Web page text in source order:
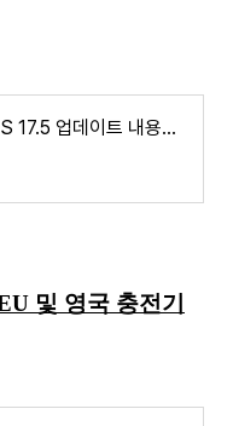
iOS 17.5 및 iPadOS 17.5 업데이트 내용은 무엇인가?
및 영국 충전기